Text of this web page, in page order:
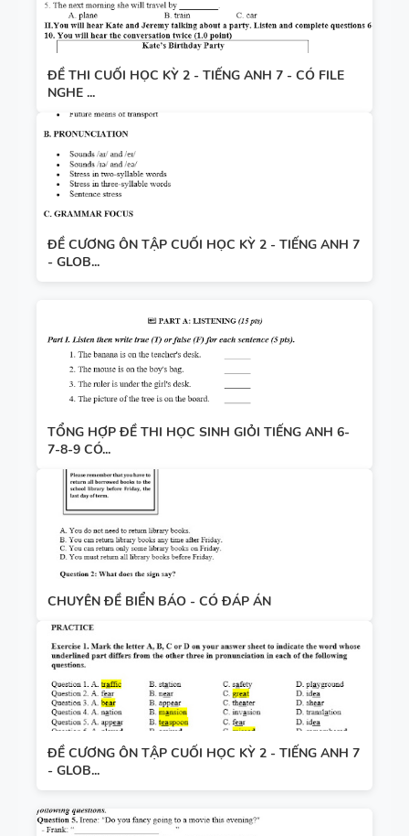
ĐỀ THI CUỐI HỌC KỲ 2 - TIẾNG ANH 7 - CÓ FILE
NGHE ...
ĐỀ CƯƠNG ÔN TẬP CUỐI HỌC KỲ 2 - TIẾNG ANH 7
- GLOB...
TỔNG HỢP ĐỀ THI HỌC SINH GIỎI TIẾNG ANH 6-
7-8-9 CÓ...
CHUYÊN ĐỀ BIỂN BÁO - CÓ ĐÁP ÁN
ĐỀ CƯƠNG ÔN TẬP CUỐI HỌC KỲ 2 - TIẾNG ANH 7
- GLOB...